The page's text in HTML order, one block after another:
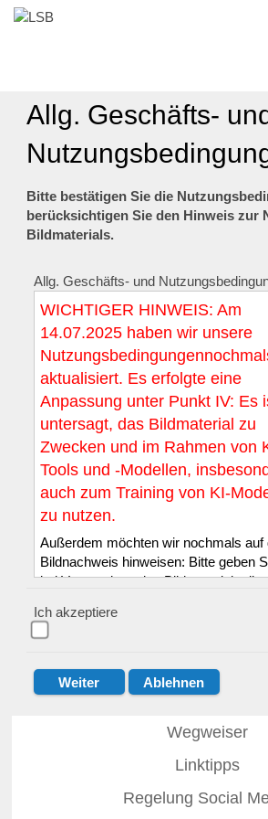
Allg. Geschäfts-
Bitte bestätigen Sie die
berücksichtigen Sie den Hinweis zur
Bildmaterials.
Allg. Geschäfts- und
WICHTIGER HINWEIS: Am
14.07.2025 haben wir unsere
aktualisiert. Es erfolgte eine
Anpassung unter Punkt IV: Es
untersagt, das Bildmaterial zu
Zwecken und im Rahmen von
Tools und -Modellen,
auch zum Training von KI-
zu nutzen.
Außerdem möchten wir nochmals auf
Bildnachweis hinweisen: Bitte geben
bei Verwendung des Bildmaterials die
Bilddatenbank genannten Namen
Fotograf*in wie folgt an: :
Der Quellennachweis muss entweder
unmittelbarer Nähe zum Bild erfolgen,
zur Quellenangabe gilt auch dann,
Ich akzeptiere
Wegweiser
Linktipps
Regelung Social